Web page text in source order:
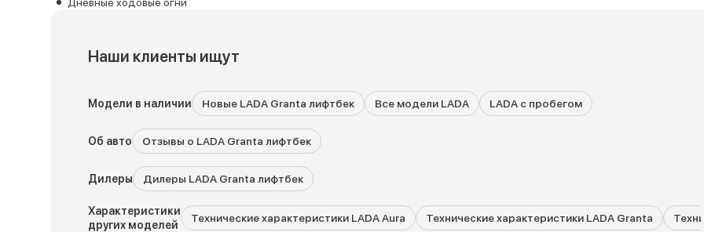
Наши клиенты ищут
Модели в наличии Новые LADA Granta лифтбек Все модели LADA LADA с пробегом
Об авто Отзывы о LADA Granta лифтбек
Дилеры Дилеры LADA Granta лифтбек
Характеристики
других моделей
Технические характеристики LADA Aura Технические характеристики LADA Granta